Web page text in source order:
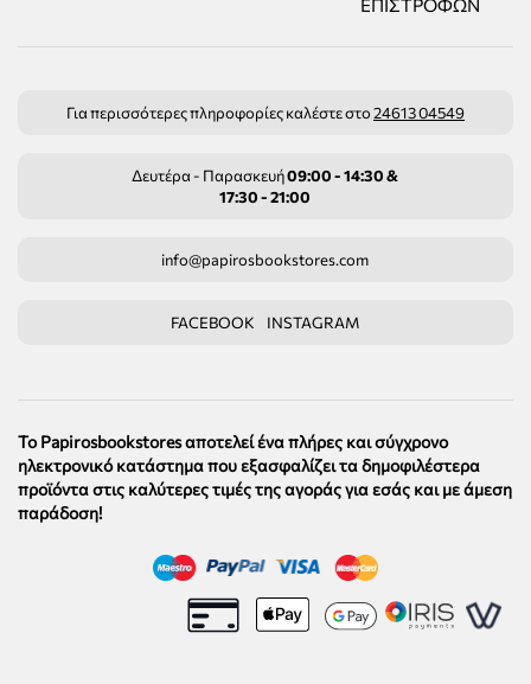
ΕΠΙΣΤΡΟΦΏΝ
Για περισσότερες πληροφορίες καλέστε στο24613 04549
Δευτέρα - Παρασκευή09:00 - 14:30 &
17:30 - 21:00
info@papirosbookstores.com
FACEBOOK INSTAGRAM
Το Papirosbookstores αποτελεί ένα πλήρες και σύγχρονο
ηλεκτρονικό κατάστημα που εξασφαλίζει τα δημοφιλέστερα
προϊόντα στις καλύτερες τιμές της αγοράς για εσάς και με άμεση
παράδοση!